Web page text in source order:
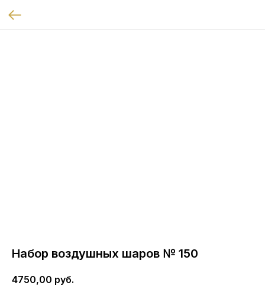
Набор воздушных шаров № 150
4750,00 руб.